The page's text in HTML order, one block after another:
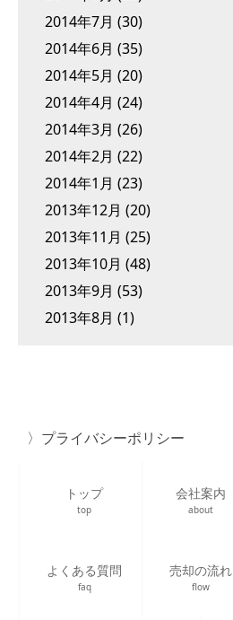
2014年7月 (30)
2014年6月 (35)
2014年5月 (20)
2014年4月 (24)
2014年3月 (26)
2014年2月 (22)
2014年1月 (23)
2013年12月 (20)
2013年11月 (25)
2013年10月 (48)
2013年9月 (53)
2013年8月 (1)
プライバシーポリシー
トップ
top
会社案内
about
よくある質問
faq
売却の流れ
flow